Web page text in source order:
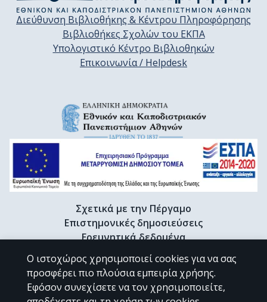
Διεύθυνση Βιβλιοθήκης & Κέντρου Πληροφόρησης
Βιβλιοθήκες Σχολών του ΕΚΠΑ
Υπολογιστικό Κέντρο Βιβλιοθηκών
Επικοινωνία / Helpdesk
Σχετικά με την Πέργαμο
Επιστημονικές δημοσιεύσεις
Ερευνητικά δεδομένα
Διδακτορικές διατριβές & Γκρίζα βιβλιογραφία
Προφίλ Ερευνητή
Ο ιστοχώρος χρησιμοποιεί cookies για να σας
προσφέρει πιο πλούσια εμπειρία χρήσης.
Εφόσον συνεχίσετε να τον χρησιμοποιείτε,